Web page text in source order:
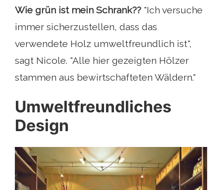
Wie grün ist mein Schrank?? "Ich versuche
immer sicherzustellen, dass das
verwendete Holz umweltfreundlich ist",
sagt Nicole. "Alle hier gezeigten Hölzer
stammen aus bewirtschafteten Wäldern."
Umweltfreundliches
Design